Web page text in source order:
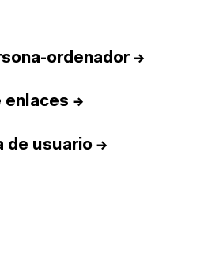
ordenador→
enlaces →
de usuario →